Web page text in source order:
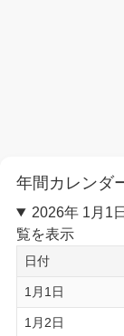
年間カレンダ
2026年 1月1
覧を表示
日付
1月1日
1月2日